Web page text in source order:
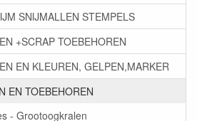
SNIJMALLEN STEMPELS
+SCRAP TOEBEHOREN
EN KLEUREN, GELPEN,MARKER
EN TOEBEHOREN
- Grootoogkralen